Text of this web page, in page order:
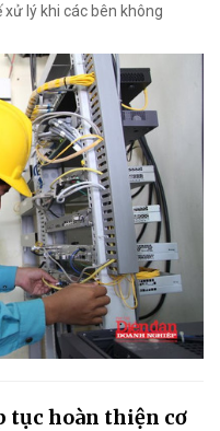
lý khi các bên không
tục hoàn thiện cơ